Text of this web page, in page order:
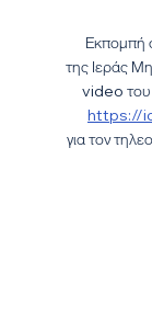
Εκπομπή
της Ιεράς
video του
https://
για τον